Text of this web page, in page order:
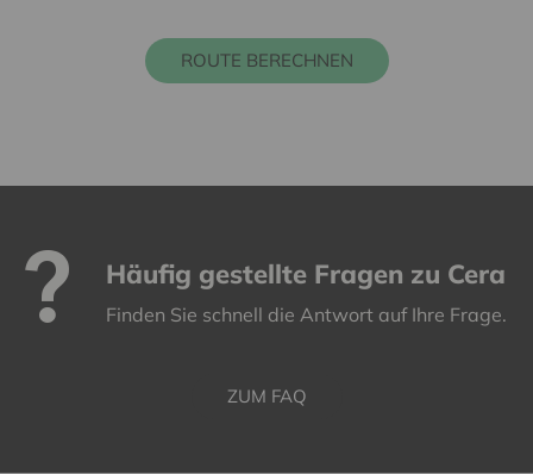
ROUTE BERECHNEN
Häufig gestellte Fragen zu Cera
Finden Sie schnell die Antwort auf Ihre Frage.
ZUM FAQ